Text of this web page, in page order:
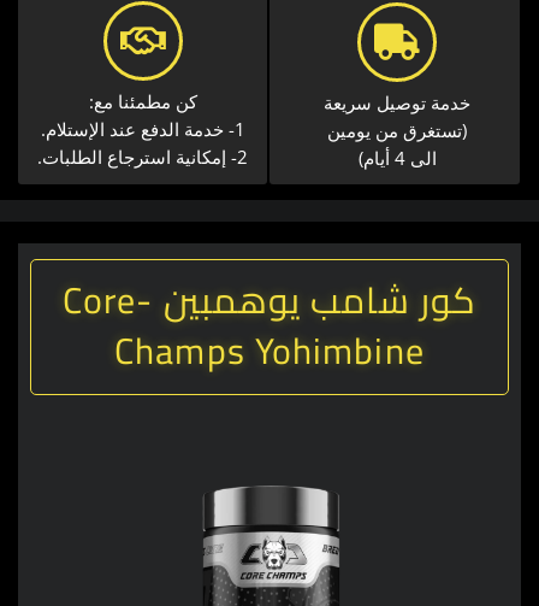
خدمة توصيل سريعة​
(تستغرق من يومين
الى 4 أيام)
كن مطمئنا مع:
1- خدمة الدفع عند الإستلام.
2- إمكانية استرجاع الطلبات.
كور شامب يوهمبين -Core
Champs Yohimbine